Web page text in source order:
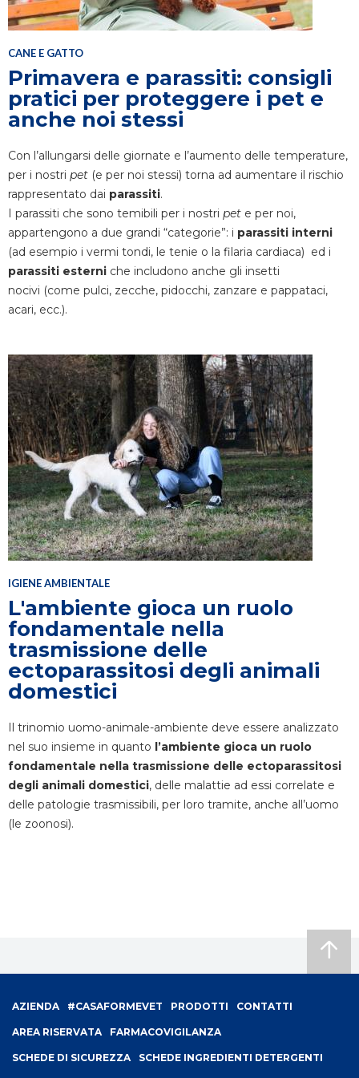
CANE E GATTO
Primavera e parassiti: consigli
pratici per proteggere i pet e
anche noi stessi
Con l’allungarsi delle giornate e l’aumento delle temperature,
per i nostri pet (e per noi stessi) torna ad aumentare il rischio
rappresentato dai parassiti.
I parassiti che sono temibili per i nostri pet e per noi,
appartengono a due grandi “categorie”: i parassiti interni
(ad esempio i vermi tondi, le tenie o la filaria cardiaca) ed i
parassiti esterni che includono anche gli insetti
nocivi (come pulci, zecche, pidocchi, zanzare e pappataci,
acari, ecc.).
IGIENE AMBIENTALE
L'ambiente gioca un ruolo
fondamentale nella
trasmissione delle
ectoparassitosi degli animali
domestici
Il trinomio uomo-animale-ambiente deve essere analizzato
nel suo insieme in quanto l’ambiente gioca un ruolo
fondamentale nella trasmissione delle ectoparassitosi
degli animali domestici, delle malattie ad essi correlate e
delle patologie trasmissibili, per loro tramite, anche all’uomo
(le zoonosi).
Footer
menu
AZIENDA #CASAFORMEVET PRODOTTI CONTATTI
AREA RISERVATA FARMACOVIGILANZA
SCHEDE DI SICUREZZA SCHEDE INGREDIENTI DETERGENTI